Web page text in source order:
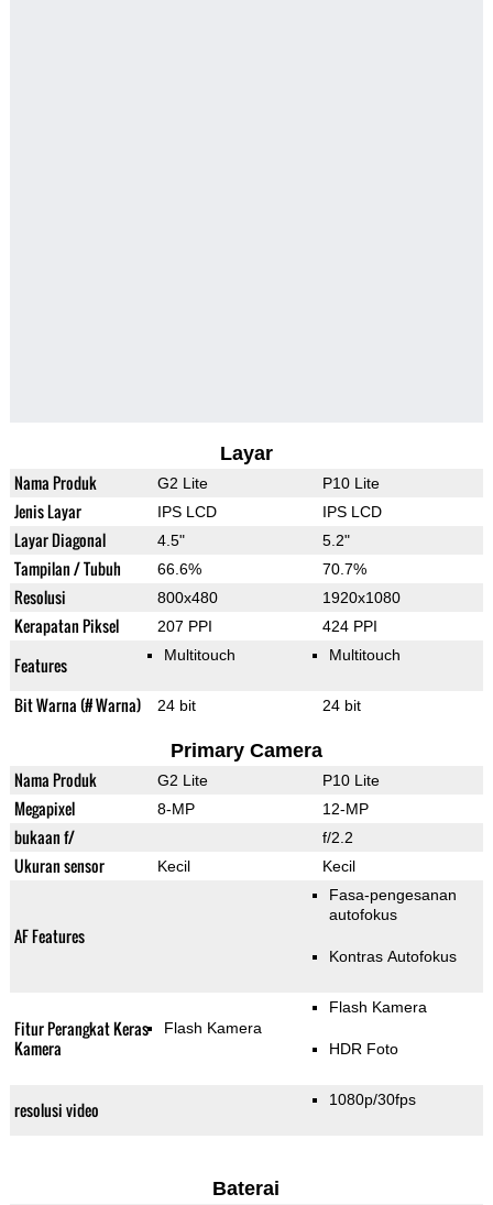
Layar
Nama Produk G2 Lite P10 Lite
Jenis Layar IPS LCD IPS LCD
Layar Diagonal 4.5" 5.2"
Tampilan / Tubuh 66.6% 70.7%
Resolusi 800x480 1920x1080
Kerapatan Piksel 207 PPI 424 PPI
Features Multitouch Multitouch
Bit Warna (# Warna) 24 bit 24 bit
Primary Camera
Nama Produk G2 Lite P10 Lite
Megapixel 8-MP 12-MP
bukaan f/ f/2.2
Ukuran sensor Kecil Kecil
AF Features
Fasa-pengesanan
autofokus
Kontras Autofokus
Fitur Perangkat Keras
Kamera
Flash Kamera
Flash Kamera
HDR Foto
resolusi video 1080p/30fps
Baterai